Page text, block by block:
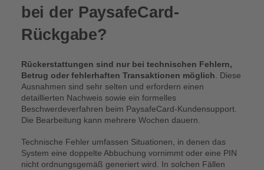
bei der PaysafeCard-
Rückgabe?
Rückerstattungen sind nur bei technischen Fehlern,
Betrug oder fehlerhaften Transaktionen möglich . Diese
Ausnahmen sind sehr selten und erfordern einen
detaillierten Nachweis sowie ein formelles
Beschwerdeverfahren beim PaysafeCard-Kundensupport.
Die Bearbeitung kann mehrere Wochen dauern.
Technische Fehler umfassen Situationen, in denen das
System eine doppelte Abbuchung vornimmt oder eine PIN
nicht ordnungsgemäß generiert wird. In solchen Fällen